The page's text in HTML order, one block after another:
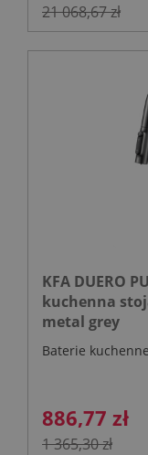
21 068,67 zł
KFA DUERO
kuchenna
metal grey
Baterie
886,77 zł
1 365,30 zł